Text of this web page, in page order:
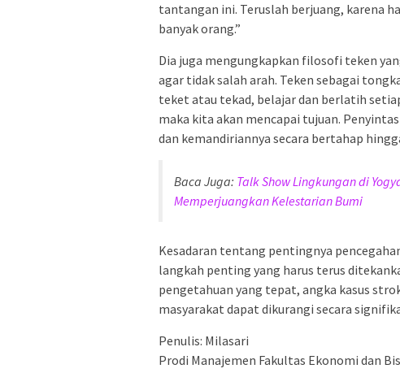
tantangan ini. Teruslah berjuang, karena
banyak orang.”
Dia juga mengungkapkan filosofi teken
agar tidak salah arah. Teken sebagai
teket atau tekad, belajar dan berlatih
maka kita akan mencapai tujuan.
dan kemandiriannya secara bertahap
Baca Juga: Talk Show Lingkungan di
Memperjuangkan Kelestarian Bumi
Kesadaran tentang pentingnya
langkah penting yang harus terus
pengetahuan yang tepat, angka kasus
masyarakat dapat dikurangi secara
Penulis: Milasari
Prodi Manajemen Fakultas Ekonomi dan